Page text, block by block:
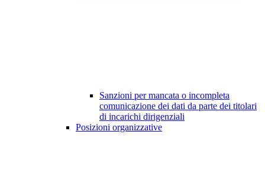
Sanzioni per mancata o incompleta
comunicazione dei dati da parte dei titolari
di incarichi dirigenziali
Posizioni organizzative